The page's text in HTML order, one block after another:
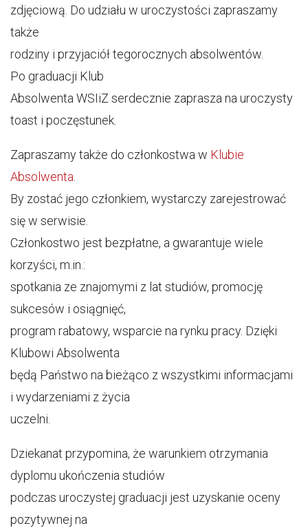
zdjęciową. Do udziału w uroczystości zapraszamy
także
rodziny i przyjaciół tegorocznych absolwentów.
Po graduacji Klub
Absolwenta WSIiZ serdecznie zaprasza na uroczysty
toast i poczęstunek.
Zapraszamy także do członkostwa w Klubie
Absolwenta.
By zostać jego członkiem, wystarczy zarejestrować
się w serwisie.
Członkostwo jest bezpłatne, a gwarantuje wiele
korzyści, m.in.:
spotkania ze znajomymi z lat studiów, promocję
sukcesów i osiągnięć,
program rabatowy, wsparcie na rynku pracy. Dzięki
Klubowi Absolwenta
będą Państwo na bieżąco z wszystkimi informacjami
i wydarzeniami z życia
uczelni.
Dziekanat przypomina, że warunkiem otrzymania
dyplomu ukończenia studiów
podczas uroczystej graduacji jest uzyskanie oceny
pozytywnej na